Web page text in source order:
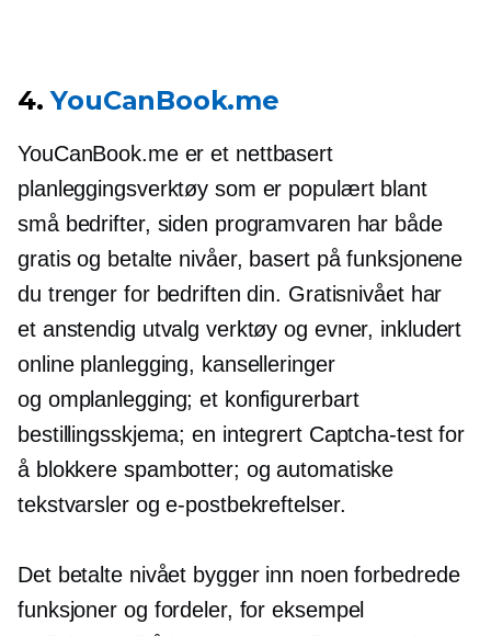
4.YouCanBook.me
YouCanBook.me er et nettbasert
planleggingsverktøy som er populært blant
små bedrifter, siden programvaren har både
gratis og betalte nivåer, basert på funksjonene
du trenger for bedriften din. Gratisnivået har
et anstendig utvalg verktøy og evner, inkludert
online planlegging, kanselleringer
og omplanlegging; et konfigurerbart
bestillingsskjema; en integrert Captcha-test for
å blokkere spambotter; og automatiske
tekstvarsler og e-postbekreftelser.
Det betalte nivået bygger inn noen forbedrede
funksjoner og fordeler, for eksempel